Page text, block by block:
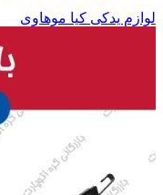
لوازم یدکی کیا موهاوی